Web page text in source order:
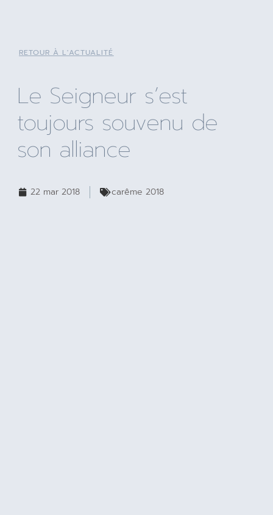
RETOUR À L'ACTUALITÉ
Le Seigneur s’est
toujours souvenu de
son alliance
22 mar 2018 carême 2018